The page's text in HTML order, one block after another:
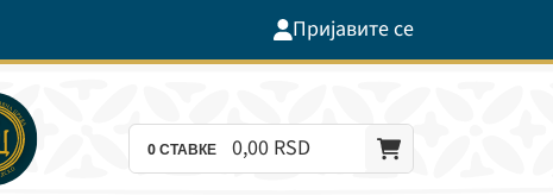
Пријавите се
0СТАВКЕ 0,00 RSD